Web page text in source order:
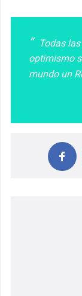
Todas
optimismo
mundo un